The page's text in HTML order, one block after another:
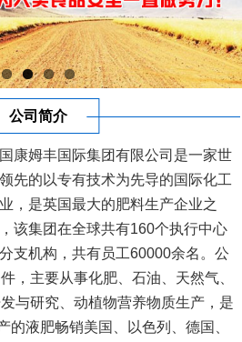
公司简介
康姆丰国际集团有限公司是一家世
先的以专有技术为先导的国际化工
，是英国最大的肥料生产企业之
该集团在全球共有160个执行中心
支机构，共有员工60000余名。公
，主要从事化肥、石油、天然气、
与研究、动植物营养物质生产，是
的液肥畅销美国、以色列、德国、